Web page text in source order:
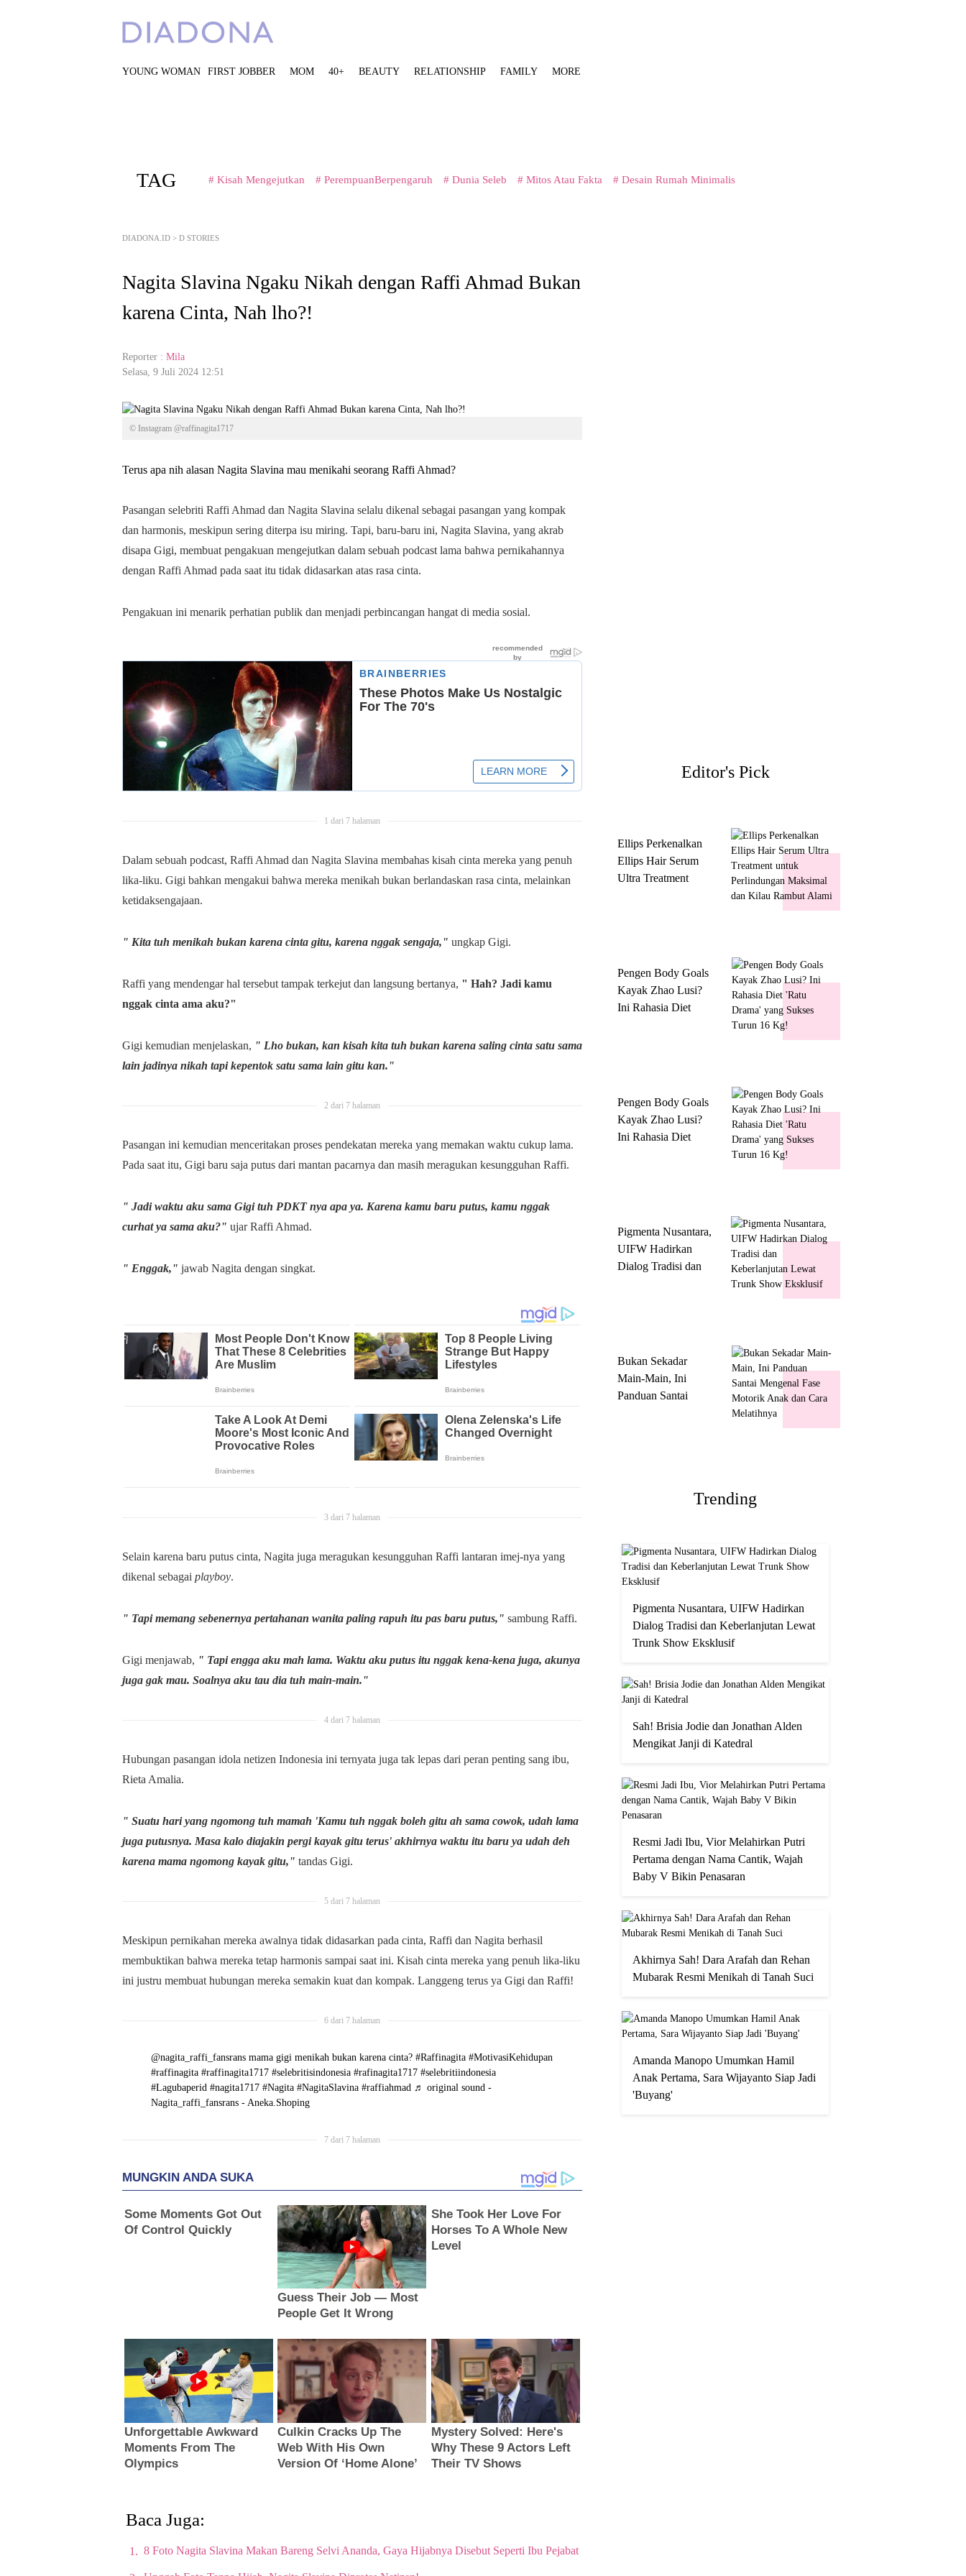
YOUNG WOMAN FIRST JOBBER MOM 40+ BEAUTY RELATIONSHIP FAMILY MORE
TAG # Kisah Mengejutkan # PerempuanBerpengaruh # Dunia Seleb # Mitos Atau Fakta # Desain Rumah Minimalis
DIADONA.ID > D STORIES
Nagita Slavina Ngaku Nikah dengan Raffi Ahmad Bukan
karena Cinta, Nah lho?!
Reporter : Mila
Selasa, 9 Juli 2024 12:51
© Instagram @raffinagita1717
Terus apa nih alasan Nagita Slavina mau menikahi seorang Raffi Ahmad?
Pasangan selebriti Raffi Ahmad dan Nagita Slavina selalu dikenal sebagai pasangan yang kompak
dan harmonis, meskipun sering diterpa isu miring. Tapi, baru-baru ini, Nagita Slavina, yang akrab
disapa Gigi, membuat pengakuan mengejutkan dalam sebuah podcast lama bahwa pernikahannya
dengan Raffi Ahmad pada saat itu tidak didasarkan atas rasa cinta.
Pengakuan ini menarik perhatian publik dan menjadi perbincangan hangat di media sosial.
1 dari 7 halaman
Dalam sebuah podcast, Raffi Ahmad dan Nagita Slavina membahas kisah cinta mereka yang penuh
lika-liku. Gigi bahkan mengakui bahwa mereka menikah bukan berlandaskan rasa cinta, melainkan
ketidaksengajaan.
" Kita tuh menikah bukan karena cinta gitu, karena nggak sengaja," ungkap Gigi.
Raffi yang mendengar hal tersebut tampak terkejut dan langsung bertanya, " Hah? Jadi kamu
nggak cinta ama aku?"
Gigi kemudian menjelaskan, " Lho bukan, kan kisah kita tuh bukan karena saling cinta satu sama
lain jadinya nikah tapi kepentok satu sama lain gitu kan."
2 dari 7 halaman
Pasangan ini kemudian menceritakan proses pendekatan mereka yang memakan waktu cukup lama.
Pada saat itu, Gigi baru saja putus dari mantan pacarnya dan masih meragukan kesungguhan Raffi.
" Jadi waktu aku sama Gigi tuh PDKT nya apa ya. Karena kamu baru putus, kamu nggak
curhat ya sama aku?" ujar Raffi Ahmad.
" Enggak," jawab Nagita dengan singkat.
3 dari 7 halaman
Selain karena baru putus cinta, Nagita juga meragukan kesungguhan Raffi lantaran imej-nya yang
dikenal sebagai playboy.
" Tapi memang sebenernya pertahanan wanita paling rapuh itu pas baru putus," sambung Raffi.
Gigi menjawab, " Tapi engga aku mah lama. Waktu aku putus itu nggak kena-kena juga, akunya
juga gak mau. Soalnya aku tau dia tuh main-main."
4 dari 7 halaman
Hubungan pasangan idola netizen Indonesia ini ternyata juga tak lepas dari peran penting sang ibu,
Rieta Amalia.
" Suatu hari yang ngomong tuh mamah 'Kamu tuh nggak boleh gitu ah sama cowok, udah lama
juga putusnya. Masa kalo diajakin pergi kayak gitu terus' akhirnya waktu itu baru ya udah deh
karena mama ngomong kayak gitu," tandas Gigi.
5 dari 7 halaman
Meskipun pernikahan mereka awalnya tidak didasarkan pada cinta, Raffi dan Nagita berhasil
membuktikan bahwa mereka tetap harmonis sampai saat ini. Kisah cinta mereka yang penuh lika-liku
ini justru membuat hubungan mereka semakin kuat dan kompak. Langgeng terus ya Gigi dan Raffi!
6 dari 7 halaman
@nagita_raffi_fansrans mama gigi menikah bukan karena cinta? #Raffinagita #MotivasiKehidupan
#raffinagita #raffinagita1717 #selebritisindonesia #rafinagita1717 #selebritiindonesia
#Lagubaperid #nagita1717 #Nagita #NagitaSlavina #raffiahmad ♬ original sound -
Nagita_raffi_fansrans - Aneka.Shoping
7 dari 7 halaman
Baca Juga:
8 Foto Nagita Slavina Makan Bareng Selvi Ananda, Gaya Hijabnya Disebut Seperti Ibu Pejabat
Editor's Pick
Ellips Perkenalkan
Ellips Hair Serum
Ultra Treatment
Pengen Body Goals
Kayak Zhao Lusi?
Ini Rahasia Diet
Pengen Body Goals
Kayak Zhao Lusi?
Ini Rahasia Diet
Pigmenta Nusantara,
UIFW Hadirkan
Dialog Tradisi dan
Bukan Sekadar
Main-Main, Ini
Panduan Santai
Trending
Pigmenta Nusantara, UIFW Hadirkan
Dialog Tradisi dan Keberlanjutan Lewat
Trunk Show Eksklusif
Sah! Brisia Jodie dan Jonathan Alden
Mengikat Janji di Katedral
Resmi Jadi Ibu, Vior Melahirkan Putri
Pertama dengan Nama Cantik, Wajah
Baby V Bikin Penasaran
Akhirnya Sah! Dara Arafah dan Rehan
Mubarak Resmi Menikah di Tanah Suci
Amanda Manopo Umumkan Hamil
Anak Pertama, Sara Wijayanto Siap Jadi
'Buyang'